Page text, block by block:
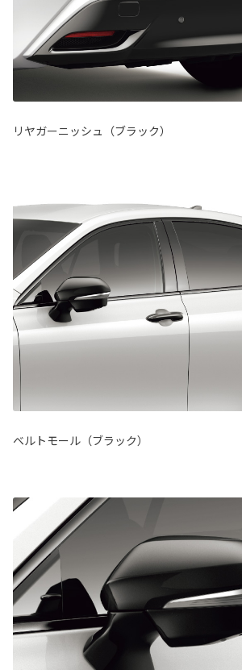
リヤガーニッシュ（ブラック）
ベルトモール（ブラック）